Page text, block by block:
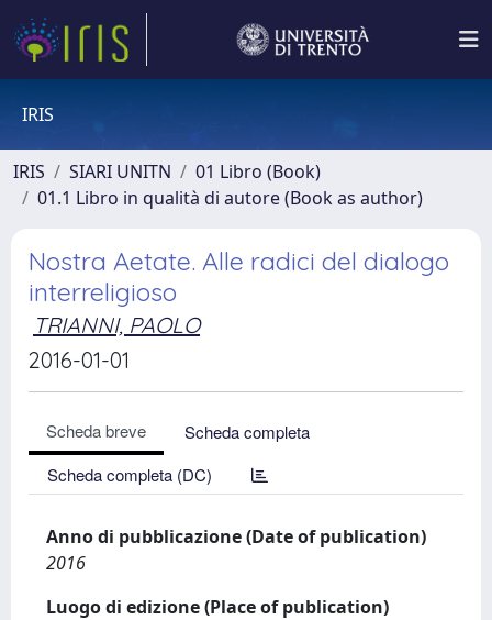
IRIS
IRIS SIARI UNITN
01 Libro (Book)
01.1 Libro in qualità di autore (Book as author)
Nostra Aetate. Alle radici del dialogo
interreligioso
TRIANNI, PAOLO
2016-01-01
Scheda breve
Scheda completa
Scheda completa (DC)
Anno di pubblicazione (Date of publication)
2016
Luogo di edizione (Place of publication)